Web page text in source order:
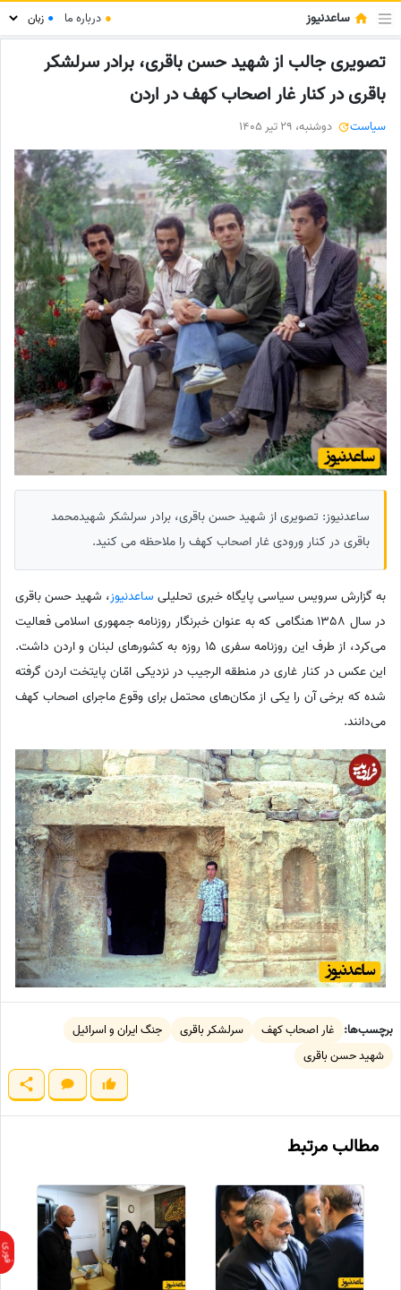
ساعدنیوز ● درباره ما ●
تصویری جالب از شهید حسن باقری، برادر سرلشکر
باقری در کنار غار اصحاب کهف در اردن
سیاست دوشنبه، 29 تیر 1405
ساعدنیوز: تصویری از شهید حسن باقری، برادر سرلشکر شهیدمحمد
باقری در کنار ورودی غار اصحاب کهف را ملاحظه می کنید.
به گزارش سرویس سیاسی پایگاه خبری تحلیلی ساعدنیوز، شهید حسن باقری
در سال 1358 هنگامی که به عنوان خبرنگار روزنامه جمهوری اسلامی فعالیت
می‌کرد، از طرف این روزنامه سفری 15 روزه به کشورهای لبنان و اردن داشت.
این عکس در کنار غاری در منطقه الرجیب در نزدیکی امّان پایتخت اردن گرفته
شده که برخی آن را یکی از مکان‌های محتمل برای وقوع ماجرای اصحاب کهف
می‌دانند.
برچسب‌ها: غار اصحاب کهف سرلشکر باقری
جنگ ایران و اسرائیل
شهید حسن باقری
مطالب مرتبط